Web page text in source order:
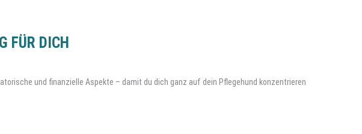
FÜR DICH
und finanzielle Aspekte – damit du dich ganz auf dein Pflegehund konzentrieren